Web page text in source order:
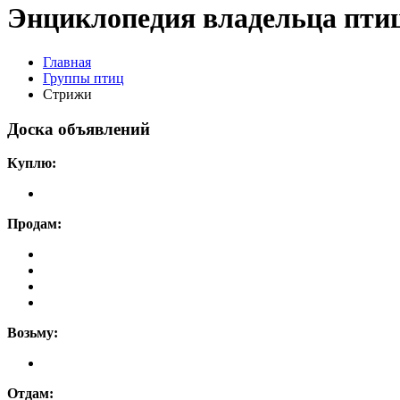
Энциклопедия владельца
Главная
Группы птиц
Стрижи
Доска объявлений
Куплю:
Продам:
Возьму:
Отдам: